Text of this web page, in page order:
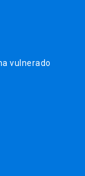
vulnerado